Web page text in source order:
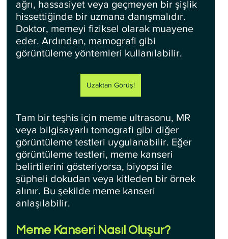
ağrı, hassasiyet veya geçmeyen bir şişlik
hissettiğinde bir uzmana danışmalıdır.
Doktor, memeyi fiziksel olarak muayene
eder. Ardından, mamografi gibi
görüntüleme yöntemleri kullanılabilir.
Uzaktan Görüş!
Tam bir teşhis için meme ultrasonu, MR
veya bilgisayarlı tomografi gibi diğer
görüntüleme testleri uygulanabilir. Eğer
görüntüleme testleri, meme kanseri
belirtilerini gösteriyorsa, biyopsi ile
şüpheli dokudan veya kitleden bir örnek
alınır. Bu şekilde meme kanseri
anlaşılabilir.
Meme Kanseri Nasıl Oluşur?